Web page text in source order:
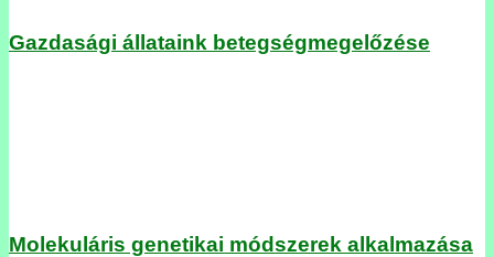
Gazdasági állataink betegségmegelőzése
Molekuláris genetikai módszerek alkalmazása